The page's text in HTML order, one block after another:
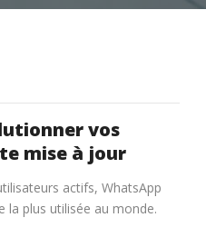
vos
mise à jour
actifs, WhatsApp
la plus utilisée au monde.